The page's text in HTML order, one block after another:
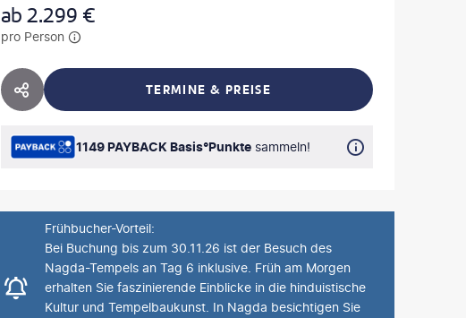
ab2.299 €
pro Person
HOTEL TEILEN TERMINE & PREISE
1149 PAYBACK Basis°Punkte sammeln!
Frühbucher-Vorteil:
Bei Buchung bis zum 30.11.26 ist der Besuch des
Nagda-Tempels an Tag 6 inklusive. Früh am Morgen
erhalten Sie faszinierende Einblicke in die hinduistische
Kultur und Tempelbaukunst. In Nagda besichtigen Sie